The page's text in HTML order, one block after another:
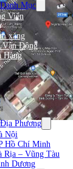
Mục
Viên
xăng
Vận Động
Hàng
Phương
Nội
Hồ Chí Minh
Rịa – Vũng Tàu
Dương